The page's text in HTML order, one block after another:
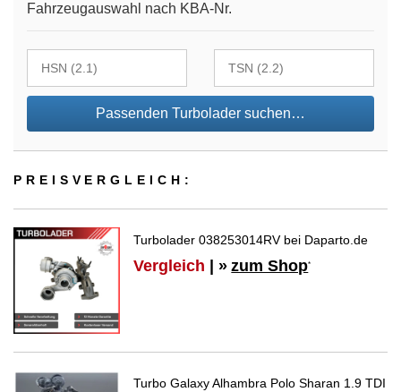
Fahrzeugauswahl nach KBA-Nr.
Passenden Turbolader suchen…
PREIS­VER­GLEICH:
Turbolader 038253014RV bei Daparto.de
Vergleich | » zum Shop*
Turbo Galaxy Alhambra Polo Sharan 1.9 TDI